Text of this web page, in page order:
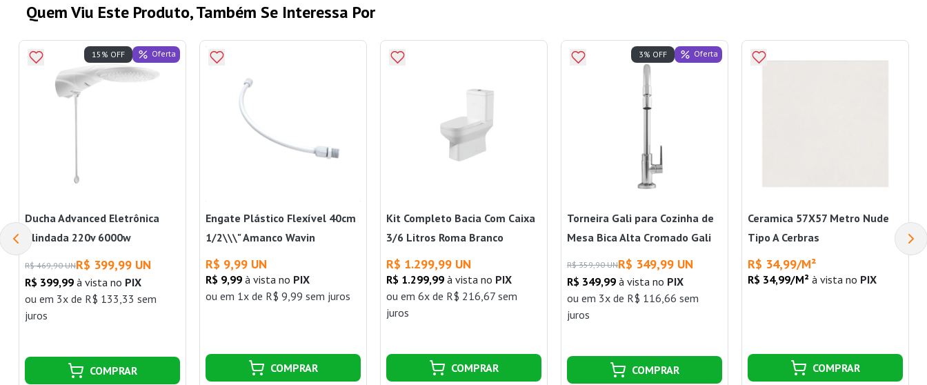
Quem Viu Este Produto, Também Se Interessa Por
Ducha Advanced Eletrônica
Blindada 220v 6000w
Lorenzetti
R$ 469,90 UNR$ 399,99 UN
R$ 399,99 à vista no PIX
ou em 3x de R$ 133,33 sem
juros
15% OFF Oferta
COMPRAR
Engate Plástico Flexível 40cm
1/2\\\" Amanco Wavin
R$ 9,99 UN
R$ 9,99 à vista no PIX
ou em 1x de R$ 9,99 sem juros
COMPRAR
Kit Completo Bacia Com Caixa
3/6 Litros Roma Branco
R$ 1.299,99 UN
R$ 1.299,99 à vista no PIX
ou em 6x de R$ 216,67 sem
juros
COMPRAR
Torneira Gali para Cozinha de
Mesa Bica Alta Cromado Gali
R$ 359,90 UNR$ 349,99 UN
R$ 349,99 à vista no PIX
ou em 3x de R$ 116,66 sem
juros
3% OFF Oferta
COMPRAR
Ceramica 57X57 Metro Nude
Tipo A Cerbras
R$ 34,99/M²
R$ 34,99/M² à vista no PIX
COMPRAR